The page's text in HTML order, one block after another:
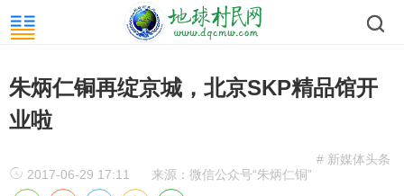
朱炳仁铜再绽京城，北京SKP精品馆开
业啦
# 新媒体头条
2017-06-29 17:11
来源：微信公众号“朱炳仁铜”